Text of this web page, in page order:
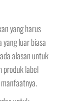
yang harus
luar biasa
alasan untuk
produk label